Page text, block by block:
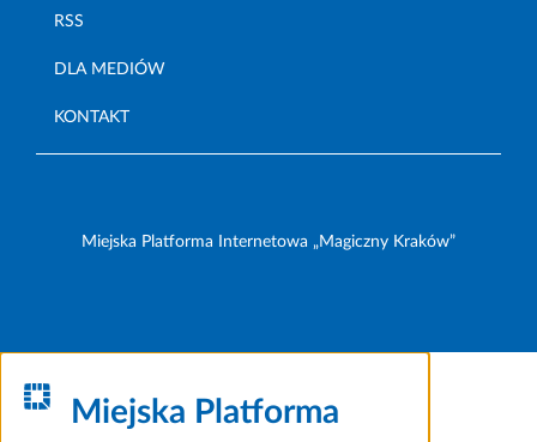
RSS
DLA MEDIÓW
KONTAKT
Miejska Platforma Internetowa „Magiczny Kraków”
Miejska Platforma